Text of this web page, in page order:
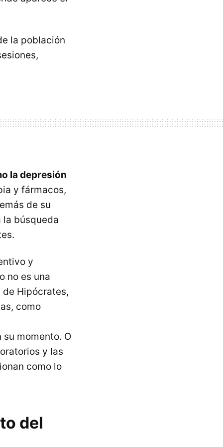
la población
la depresión
y fármacos,
de su
la búsqueda
y
no es una
Hipócrates,
como
momento. O
y las
como lo
del